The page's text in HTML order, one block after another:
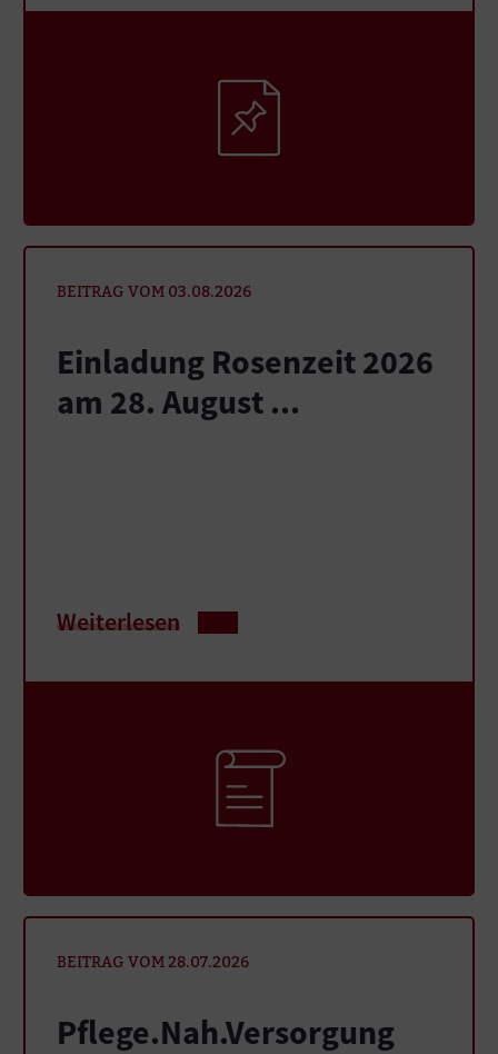
BEITRAG VOM 03.08.2026
Einladung Rosenzeit 2026
am 28. August ...
Weiterlesen
BEITRAG VOM 28.07.2026
Pflege.Nah.Versorgung